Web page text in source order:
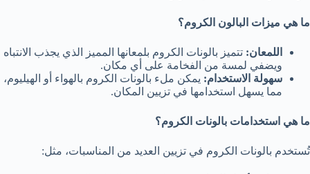
ما هي ميزات البالون الكروم؟
اللمعان: تتميز بالونات الكروم بلمعانها المميز الذي يجذب الانتباه
ويضفي لمسة من الفخامة على أي مكان.
سهولة الاستخدام: يمكن ملء بالونات الكروم بالهواء أو الهيليوم،
مما يسهل استخدامها في تزيين المكان.
ما هي استخدامات بالونات الكروم؟
تُستخدم بالونات الكروم في تزيين العديد من المناسبات، مثل: